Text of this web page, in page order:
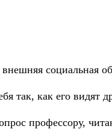
социальная
так, как его видят
профессору,